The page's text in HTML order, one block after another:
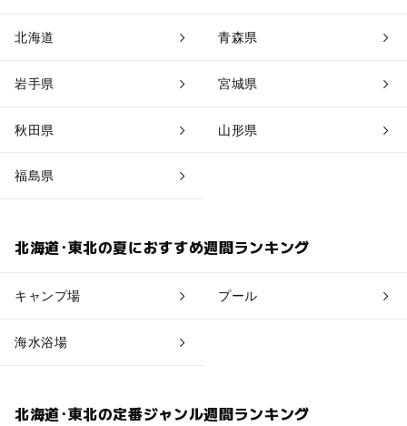
北海道 青森県
岩手県 宮城県
秋田県 山形県
福島県
北海道･東北の夏におすすめ週間ランキング
キャンプ場 プール
海水浴場
北海道･東北の定番ジャンル週間ランキング